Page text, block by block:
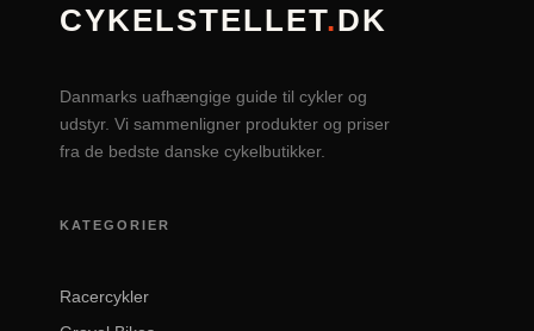
CYKELSTELLET.DK
Danmarks uafhængige guide til cykler og
udstyr. Vi sammenligner produkter og priser
fra de bedste danske cykelbutikker.
KATEGORIER
Racercykler